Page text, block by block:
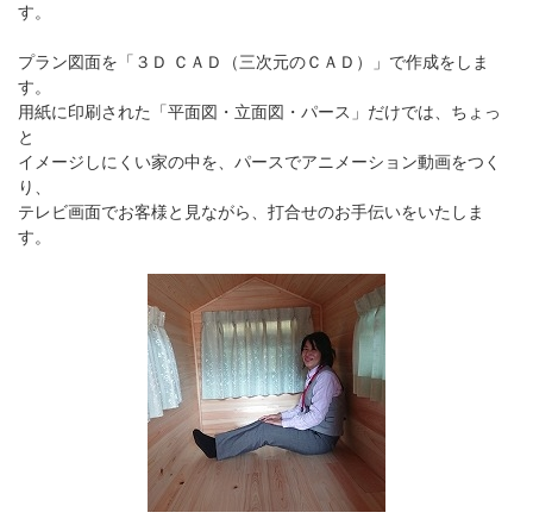
す。
プラン図面を「３Ｄ ＣＡＤ（三次元のＣＡＤ）」で作成をしま
す。
用紙に印刷された「平面図・立面図・パース」だけでは、ちょっ
と
イメージしにくい家の中を、パースでアニメーション動画をつく
り、
テレビ画面でお客様と見ながら、打合せのお手伝いをいたしま
す。